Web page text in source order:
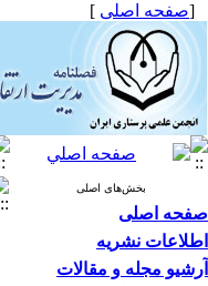
[صفحه اصلی ]
بخش‌های اصلی
صفحه اصلی
اطلاعات نشریه
آرشیو مجله و مقالات